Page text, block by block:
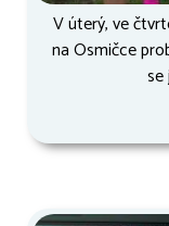
V úterý, ve
na Osmičce
se